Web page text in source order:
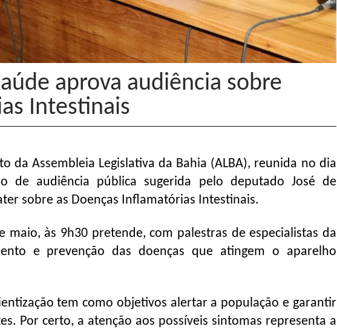
aprova audiência sobre
Intestinais
da Assembleia Legislativa da Bahia (ALBA), reunida no dia
de audiência pública sugerida pelo deputado José de
sobre as Doenças Inflamatórias Intestinais.
maio, às 9h30 pretende, com palestras de especialistas da
e prevenção das doenças que atingem o aparelho
tem como objetivos alertar a população e garantir
Por certo, a atenção aos possíveis sintomas representa a